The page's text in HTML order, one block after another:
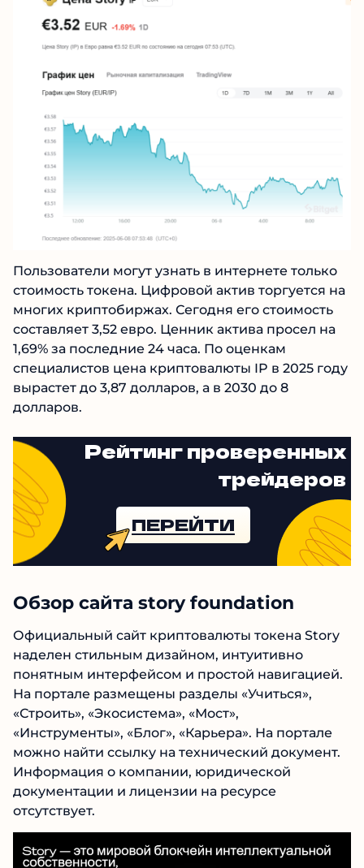
Пользователи могут узнать в интернете только
стоимость токена. Цифровой актив торгуется
на многих криптобиржах. Сегодня его
стоимость составляет 3,52 евро. Ценник актива
просел на 1,69% за последние 24 часа. По
оценкам специалистов цена криптовалюты IP
в 2025 году вырастет до 3,87 долларов, а в 2030
до 8 долларов.
Рейтинг проверенных
трейдеров
ПЕРЕЙТИ
Обзор сайта story foundation
Официальный сайт криптовалюты токена
Story наделен стильным дизайном,
интуитивно понятным интерфейсом и
простой навигацией. На портале размещены
разделы «Учиться», «Строить», «Экосистема»,
«Мост», «Инструменты», «Блог», «Карьера». На
портале можно найти ссылку на технический
документ. Информация о компании,
юридической документации и лицензии на
ресурсе отсутствует.